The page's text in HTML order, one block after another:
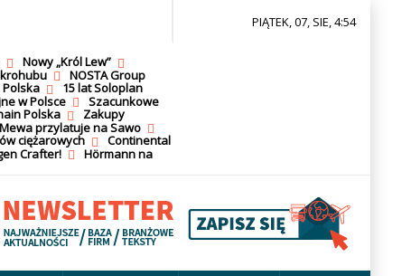
Nowy „Król Lew”
NOSTA Group
Polska
15 lat Soloplan
w Polsce
Szacunkowe
Polska
Zakupy
Mewa przylatuje na Sawo
ciężarowych
Continental
Crafter!
Hörmann na
PIĄTEK, 07, SIE, 4:54